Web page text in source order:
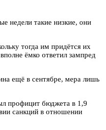
недели такие низкие, они
тогда им придётся их
ёмко ответил зампред
ещё в сентябре, мера лишь
профицит бюджета в 1,9
санкций в отношении